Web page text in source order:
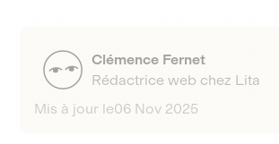
Clémence Fernet
Rédactrice web chez Lita
Mis à jour le06 Nov 2025